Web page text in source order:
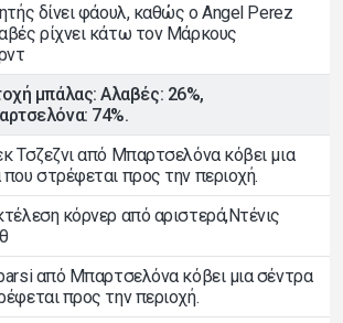
δίνει φάουλ, καθώς ο Angel Perez
ρίχνει κάτω τον Μάρκους
μπάλας: Αλαβές: 26%,
74%.
Τσζεζνι από Μπαρτσελόνα κόβει μια
στρέφεται προς την περιοχή.
κόρνερ από αριστερά,Ντένις
από Μπαρτσελόνα κόβει μια σέντρα
προς την περιοχή.